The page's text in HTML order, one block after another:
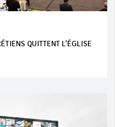
QUITTENT L’ÉGLISE